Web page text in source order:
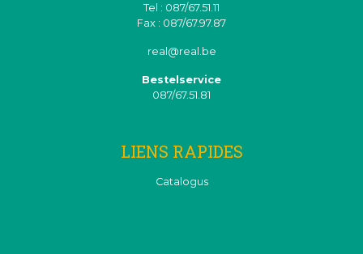
Tel : 087/67.51.11
Fax : 087/67.97.87
real@real.be
Bestelservice
087/67.51.81
LIENS RAPIDES
Catalogus